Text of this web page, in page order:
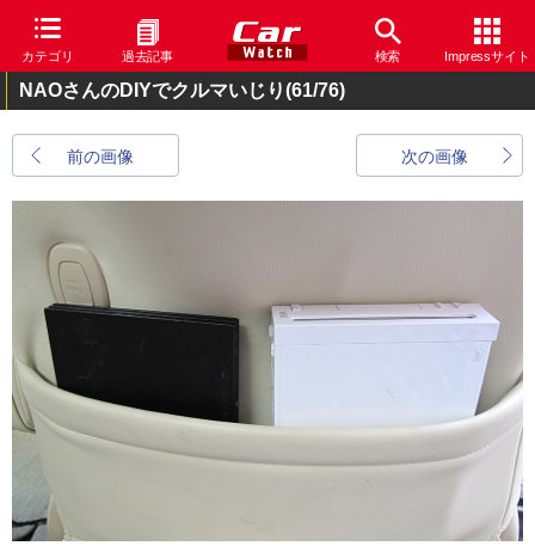
カテゴリ 過去記事 検索 Impressサイト
NAOさんのDIYでクルマいじり(61/76)
前の画像 次の画像